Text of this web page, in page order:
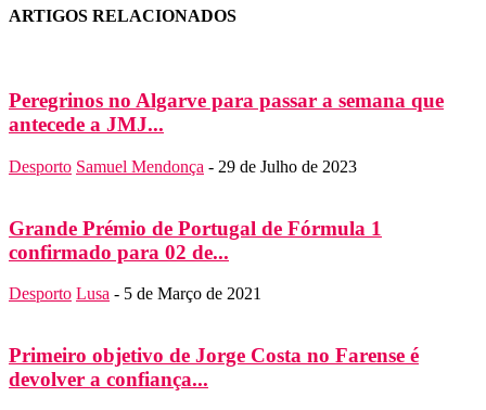
ARTIGOS RELACIONADOS
Peregrinos no Algarve para passar a semana que
antecede a JMJ...
Desporto Samuel Mendonça - 29 de Julho de 2023
Grande Prémio de Portugal de Fórmula 1
confirmado para 02 de...
Desporto Lusa - 5 de Março de 2021
Primeiro objetivo de Jorge Costa no Farense é
devolver a confiança...